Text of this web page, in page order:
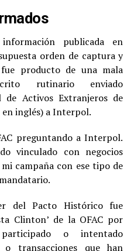
publicada en
orden de captura y
producto de una mala
rutinario enviado
Activos Extranjeros de
en inglés) a Interpol.
preguntando a Interpol.
vinculado con negocios
campaña con ese tipo de
del Pacto Histórico fue
Clinton’ de la OFAC por
participado o intentado
transacciones que han